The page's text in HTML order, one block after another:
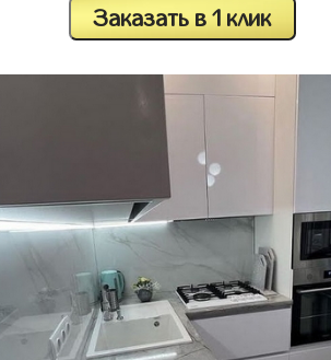
Заказать в 1 клик